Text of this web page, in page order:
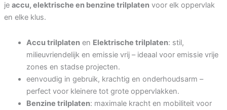
je accu, elektrische en benzine trilplatenvoor elk oppervlak
en elke klus.
Accu trilplatenen Elektrische trilplaten: stil,
milieuvriendelijk en emissie vrij – ideaal voor emissie vrije
zones en stadse projecten.
eenvoudig in gebruik, krachtig en onderhoudsarm –
perfect voor kleinere tot grote oppervlakken.
Benzine trilplaten: maximale kracht en mobiliteit voor
Title*
Your review